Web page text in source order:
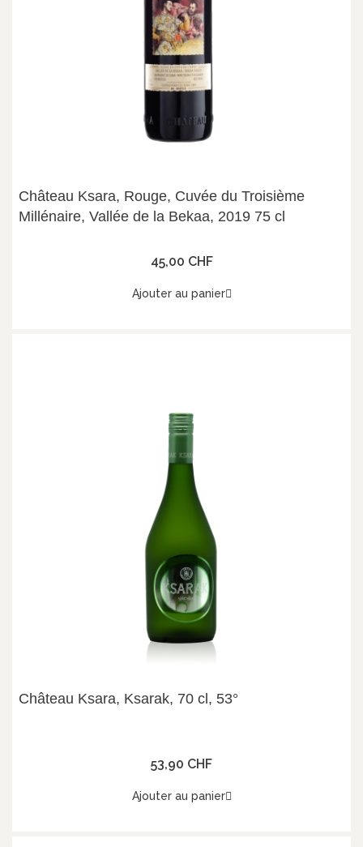
Château Ksara, Rouge, Cuvée du Troisième
Millénaire, Vallée de la Bekaa, 2019 75 cl
45,00 CHF
Ajouter au panier
Château Ksara, Ksarak, 70 cl, 53°
53,90 CHF
Ajouter au panier